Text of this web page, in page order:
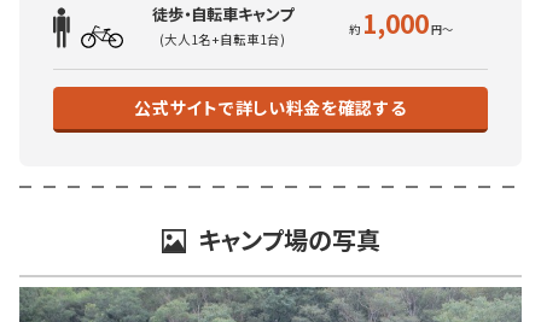
徒歩・自転車キャンプ
(大人1名+自転車1台) 1,000
公式サイトで詳しい料金を確認する
キャンプ場の写真